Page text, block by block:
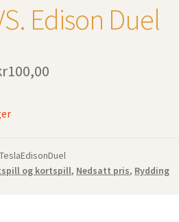
Edison Duel
100,00
og kortspill, Nedsatt pris, Rydding